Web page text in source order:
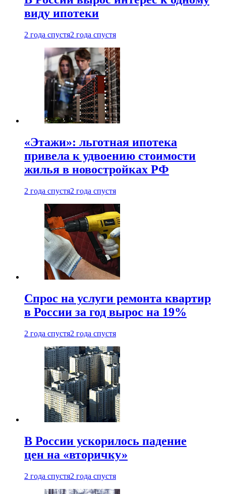
виду ипотеки
2 года спустя2 года спустя
«Этажи»: льготная ипотека
привела к удвоению стоимости
жилья в новостройках РФ
2 года спустя2 года спустя
Спрос на услуги ремонта квартир
в России за год вырос на 19%
2 года спустя2 года спустя
В России ускорилось падение
цен на «вторичку»
2 года спустя2 года спустя